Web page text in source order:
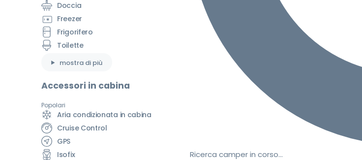
Ricerca camper in corso…
Doccia
Freezer
Frigorifero
Toilette
mostra di più
Accessori in cabina
Popolari
Aria condizionata in cabina
Cruise Control
GPS
Isofix